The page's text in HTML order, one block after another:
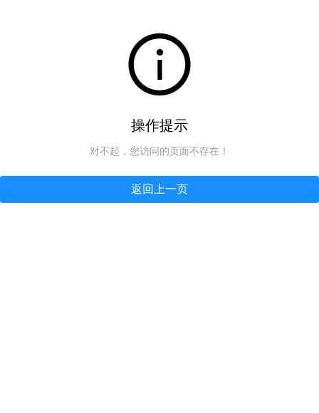
操作提示
对不起，您访问的页面不存在！
返回上一页